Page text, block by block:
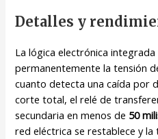
Detalles y
La lógica electrónica
permanentemente la tensión
cuanto detecta una caída por
corte total, el relé de
secundaria en menos de 50
red eléctrica se restablece y la